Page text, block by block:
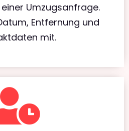
Umzugsanfrage.
Entfernung und
mit.